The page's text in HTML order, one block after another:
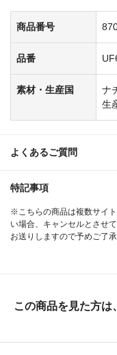
商品番号
品番
素材・生産国
ナ
生
よくあるご質問
特記事項
※こちらの商品は複数サイ
い場合、キャンセルとさせ
お送りしますので予めご了承
この商品を見た方